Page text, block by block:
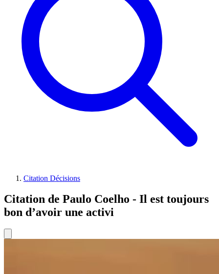
Citation Décisions
Citation de Paulo Coelho - Il est toujours
bon d’avoir une activi